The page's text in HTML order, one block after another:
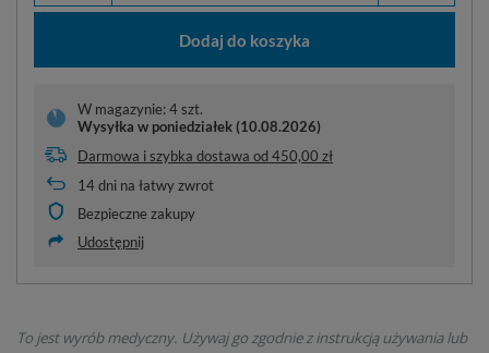
Dodaj do koszyka
W magazynie: 4 szt.
Wysyłka w poniedziałek (10.08.2026)
Darmowa i szybka dostawa od450,00 zł
14dni na łatwy zwrot
Bezpieczne zakupy
Udostępnij
To jest wyrób medyczny. Używaj go zgodnie z instrukcją używania lub